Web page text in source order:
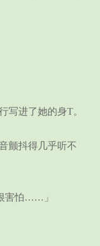
进了她的身T。
抖得几乎听不
害怕……」